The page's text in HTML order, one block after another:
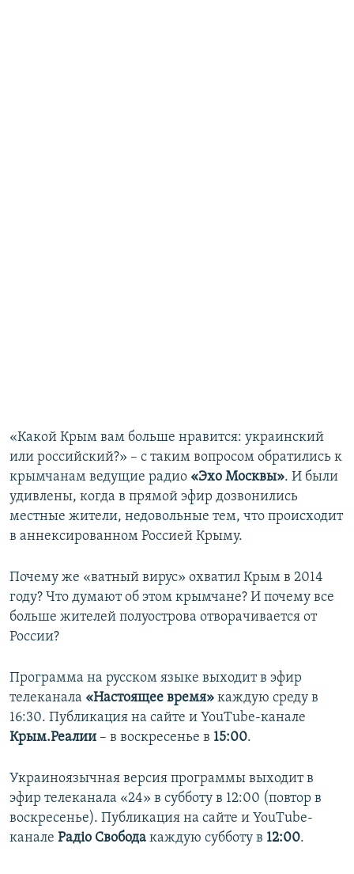
«Какой Крым вам больше нравится: украинский
или российский?» – с таким вопросом обратились к
крымчанам ведущие радио «Эхо Москвы». И были
удивлены, когда в прямой эфир дозвонились
местные жители, недовольные тем, что происходит
в аннексированном Россией Крыму.
Почему же «ватный вирус» охватил Крым в 2014
году? Что думают об этом крымчане? И почему все
больше жителей полуострова отворачивается от
России?
Программа на русском языке выходит в эфир
телеканала «Настоящее время» каждую среду в
16:30. Публикация на сайте и YouTube-канале
Крым.Реалии – в воскресенье в 15:00.
Украиноязычная версия программы выходит в
эфир телеканала «24» в субботу в 12:00 (повтор в
воскресенье). Публикация на сайте и YouTube-
канале Радіо Свобода каждую субботу в 12:00.